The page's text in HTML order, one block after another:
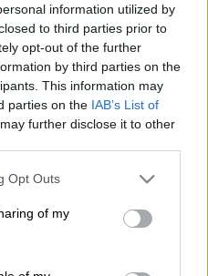
information utilized by
to third parties prior to
opt-out of the further
by third parties on the
This information may
parties on the IAB’s List of
further disclose it to other
uses one or more Google
behaviour. You may click to
and its third-party tags to
purposes in below Google
Opt Outs
of my
οβίδες βρέθηκε
Σοφού στο
.
15 οβίδες στο εν
οι 6 ήταν σε
και γερμανικά
ότι
αποθήκη του
κατά τον Β’
με το Mega.